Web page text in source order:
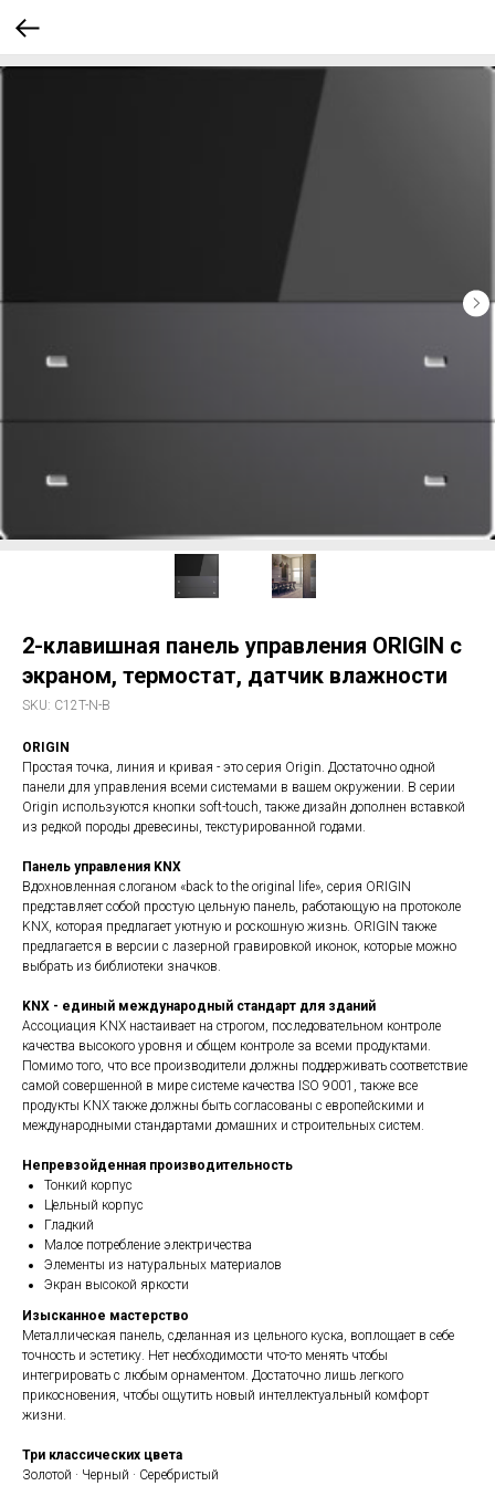
2-клавишная панель управления ORIGIN с
экраном, термостат, датчик влажности
SKU: C12T-N-B
ORIGIN
Простая точка, линия и кривая - это серия Origin. Достаточно одной
панели для управления всеми системами в вашем окружении. В серии
Origin используются кнопки soft-touch, также дизайн дополнен вставкой
из редкой породы древесины, текстурированной годами.
Панель управления KNX
Вдохновленная слоганом «back to the original life», серия ORIGIN
представляет собой простую цельную панель, работающую на протоколе
KNX, которая предлагает уютную и роскошную жизнь. ORIGIN также
предлагается в версии с лазерной гравировкой иконок, которые можно
выбрать из библиотеки значков.
KNX - единый международный стандарт для зданий
Ассоциация KNX настаивает на строгом, последовательном контроле
качества высокого уровня и общем контроле за всеми продуктами.
Помимо того, что все производители должны поддерживать соответствие
самой совершенной в мире системе качества ISO 9001, также все
продукты KNX также должны быть согласованы с европейскими и
международными стандартами домашних и строительных систем.
Непревзойденная производительность
Тонкий корпус
Цельный корпус
Гладкий
Малое потребление электричества
Элементы из натуральных материалов
Экран высокой яркости
Изысканное мастерство
Металлическая панель, сделанная из цельного куска, воплощает в себе
точность и эстетику. Нет необходимости что-то менять чтобы
интегрировать с любым орнаментом. Достаточно лишь легкого
прикосновения, чтобы ощутить новый интеллектуальный комфорт
жизни.
Три классических цвета
Золотой · Черный · Серебристый